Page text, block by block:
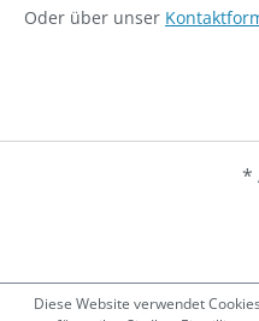
Oder über unser
*
Diese Website verwendet